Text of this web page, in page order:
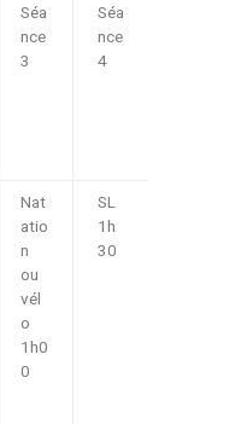
Séa
nce
3
Séa
nce
4
Nat
atio
n
ou
vél
o
1h0
0
SL
1h
30